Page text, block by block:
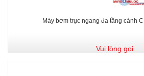
Máy bơm trục ngang đa tầng cánh
Vui lòng gọi